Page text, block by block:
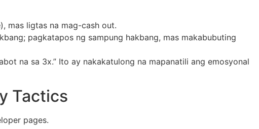
mas ligtas na mag-cash out.
pagkatapos ng sampung hakbang, mas makabubuting
na sa 3x.” Ito ay nakakatulong na mapanatili ang emosyonal
Tactics
pages.